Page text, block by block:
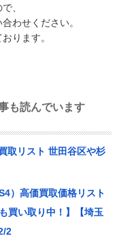
、
わせください。
ります。
も読んでいます
取リスト 世田谷区や杉
）高価買取価格リスト
買い取り中！】【埼玉
2